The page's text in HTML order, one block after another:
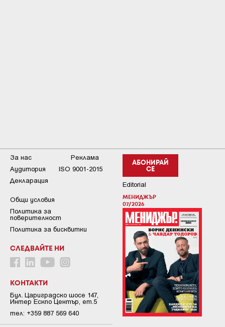
АБОНИРАЙ
СЕ
Editorial
МЕНИДЖЪР
07/2026
За нас
Реклама
Аудитория
ISO 9001-2015
Декларация
Общи условия
Пoлитикa зa
пoвepитeлнocт
Политика за бисквитки
СЛЕДВАЙТЕ НИ
КОНТАКТИ
Бул. Цариградско шосе 147,
Интер Ескпо Център, ет.5
тел: +359 887 569 640